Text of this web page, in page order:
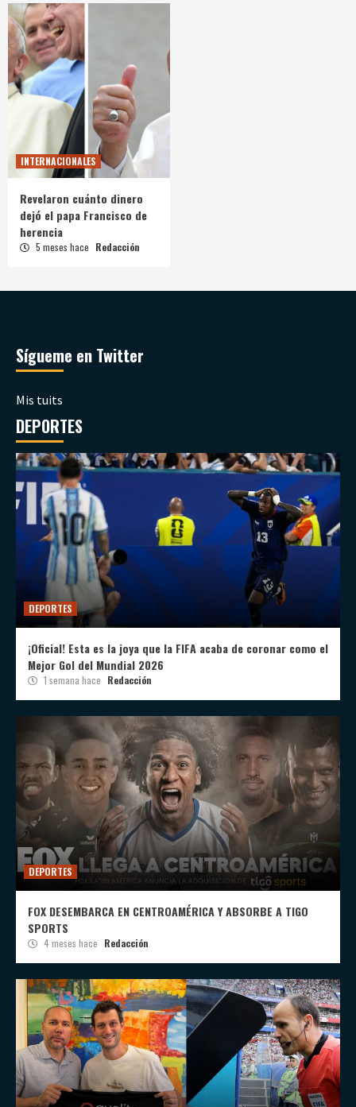
INTERNACIONALES
Revelaron cuánto dinero
dejó el papa Francisco de
herencia
5 meses hace Redacción
Sígueme en Twitter
Mis tuits
DEPORTES
DEPORTES
¡Oficial! Esta es la joya que la FIFA acaba de coronar como el
Mejor Gol del Mundial 2026
1 semana hace Redacción
DEPORTES
FOX DESEMBARCA EN CENTROAMÉRICA Y ABSORBE A TIGO
SPORTS
4 meses hace Redacción